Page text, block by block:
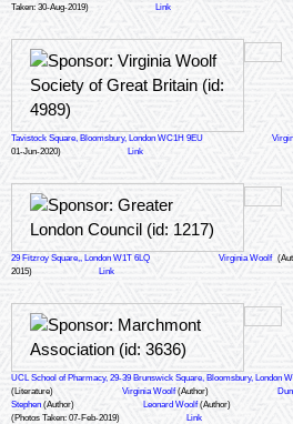
Taken: 30-Aug-2019)
Link
Tavistock Square, Bloomsbury, London WC1H 9EU
01-Jun-2020)
Link
29 Fitzroy Square,, London W1T 6LQ Virginia Woolf
2015)
Link
UCL School of Pharmacy, 29-39 Brunswick Square, Bloomsbury, London
(Literature)
Virginia Woolf(Author)
Stephen (Author) Leonard Woolf(Author)
(Photos Taken: 07-Feb-2019)
Link